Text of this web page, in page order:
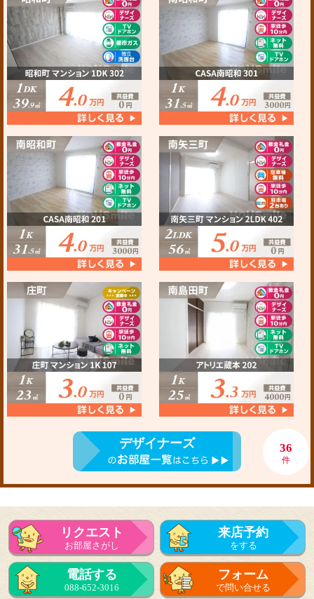
デザイナーズ 36
件
リクエスト
お部屋さがし
来店予約
をする
電話する
088-652-3016
フォーム
で問い合せる